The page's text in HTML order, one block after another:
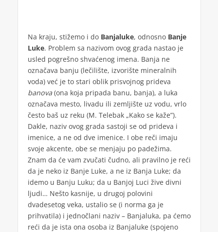
Na kraju, stižemo i do Banjaluke, odnosno Banje
Luke. Problem sa nazivom ovog grada nastao je
usled pogrešno shvaćenog imena. Banja ne
označava banju (lečilište, izvorište mineralnih
voda) već je to stari oblik prisvojnog prideva
banova(ona koja pripada banu, banja), a luka
označava mesto, livadu ili zemljište uz vodu, vrlo
često baš uz reku (M. Telebak „Kako se kaže”).
Dakle, naziv ovog grada sastoji se od prideva i
imenice, a ne od dve imenice. I obe reči imaju
svoje akcente, obe se menjaju po padežima.
Znam da će vam zvučati čudno, ali pravilno je reći
da je neko iz Banje Luke, a ne iz Banja Luke; da
idemo u Banju Luku; da u Banjoj Luci žive divni
ljudi… Nešto kasnije, u drugoj polovini
dvadesetog veka, ustalio se (i norma ga je
prihvatila) i jednočlani naziv – Banjaluka, pa ćemo
reći da je ista ona osoba iz Banjaluke (spojeno